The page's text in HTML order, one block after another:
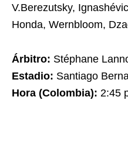
V.Berezutsky,
Honda, Wernbloom,
Árbitro: Stéphane
Estadio: Santiago
Hora (Colombia): 2:45